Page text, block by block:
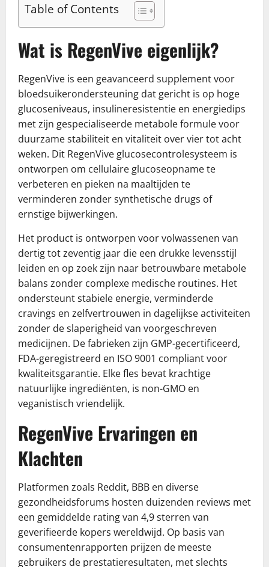
Table of Contents
Wat is RegenVive eigenlijk?
RegenVive is een geavanceerd supplement voor
bloedsuikerondersteuning dat gericht is op hoge
glucoseniveaus, insulineresistentie en energiedips
met zijn gespecialiseerde metabole formule voor
duurzame stabiliteit en vitaliteit over vier tot acht
weken. Dit RegenVive glucosecontrolesysteem is
ontworpen om cellulaire glucoseopname te
verbeteren en pieken na maaltijden te
verminderen zonder synthetische drugs of
ernstige bijwerkingen.
Het product is ontworpen voor volwassenen van
dertig tot zeventig jaar die een drukke levensstijl
leiden en op zoek zijn naar betrouwbare metabole
balans zonder complexe medische routines. Het
ondersteunt stabiele energie, verminderde
cravings en zelfvertrouwen in dagelijkse activiteiten
zonder de slaperigheid van voorgeschreven
medicijnen. De fabrieken zijn GMP-gecertificeerd,
FDA-geregistreerd en ISO 9001 compliant voor
kwaliteitsgarantie. Elke fles bevat krachtige
natuurlijke ingrediënten, is non-GMO en
veganistisch vriendelijk.
RegenVive Ervaringen en
Klachten
Platformen zoals Reddit, BBB en diverse
gezondheidsforums hosten duizenden reviews met
een gemiddelde rating van 4,9 sterren van
geverifieerde kopers wereldwijd. Op basis van
consumentenrapporten prijzen de meeste
gebruikers de prestatieresultaten, met slechts